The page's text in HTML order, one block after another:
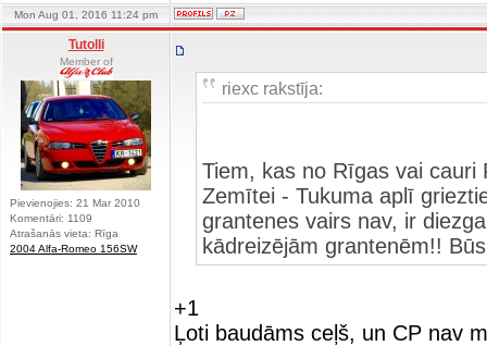
Mon Aug 01, 2016 11:24 pm
Tutolli
Member of
Pievienojies: 21 Mar 2010
Komentāri: 1109
Atrašanās vieta: Rīga
2004 Alfa-Romeo 156SW
riexc rakstīja:
Tiem, kas no Rīgas vai
Zemītei - Tukuma aplī
grantenes vairs nav, ir
kādreizējām grantenēm!!
+1
Ļoti baudāms ceļš, un CP nav